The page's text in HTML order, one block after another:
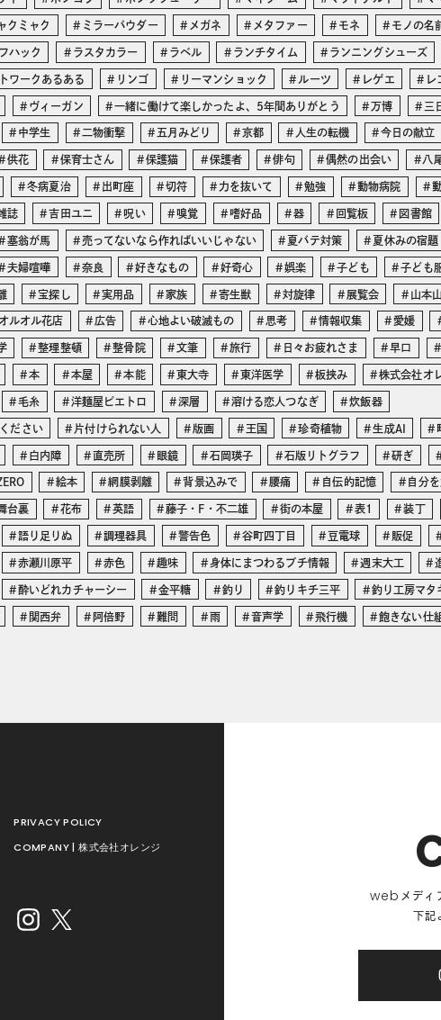
クミャク ミラーパウダー メガネ メタファー モネ モノの名
ハック ラスタカラー ラベル ランチタイム ランニングシューズ
ワークあるある リンゴ リーマンショック ルーツ レゲエ レ
ヴィーガン 一緒に働けて楽しかったよ、5年間ありがとう 万博 三
中学生 二物衝撃 五月みどり 京都 人生の転機 今日の献立
供花 保育士さん 保護猫 保護者 俳句 偶然の出会い 八
冬病夏治 出町座 切符 力を抜いて 勉強 動物病院
誌 吉田ユニ 呪い 嗅覚 嗜好品 器 回覧板 図書館
塞翁が馬 売ってないなら作ればいいじゃない 夏バテ対策 夏休みの宿題
夫婦喧嘩 奈良 好きなもの 好奇心 娯楽 子ども 子ども
宝探し 実用品 家族 寄生獣 対旋律 展覧会 山本山
ルオル花店 広告 心地よい破滅もの 思考 情報収集 愛媛
整理整頓 整骨院 文筆 旅行 日々お疲れさま 早口
本 本屋 本能 東大寺 東洋医学 板挟み 株式会社オ
毛糸 洋麺屋ピエトロ 深層 溶ける恋人つなぎ 炊飯器
ださい 片付けられない人 版画 王国 珍奇植物 生成AI
白内障 直売所 眼鏡 石岡瑛子 石版リトグラフ 研ぎ
絵本 網膜剥離 背景込みで 腰痛 自伝的記憶 自分
台裏 花布 英語 藤子・F・不二雄 街の本屋 表1 装丁
語り足りぬ 調理器具 警告色 谷町四丁目 豆電球 販促
赤瀬川原平 赤色 趣味 身体にまつわるプチ情報 週末大工
酔いどれカチャーシー 金平糖 釣り 釣りキチ三平 釣り工房マタ
関西弁 阿倍野 難問 雨 音声学 飛行機 飽きない仕
PRIVACY POLICY
COMPANY | 株式会社オレンジ
web メディ
下記